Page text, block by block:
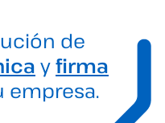
de
yfirma
empresa.